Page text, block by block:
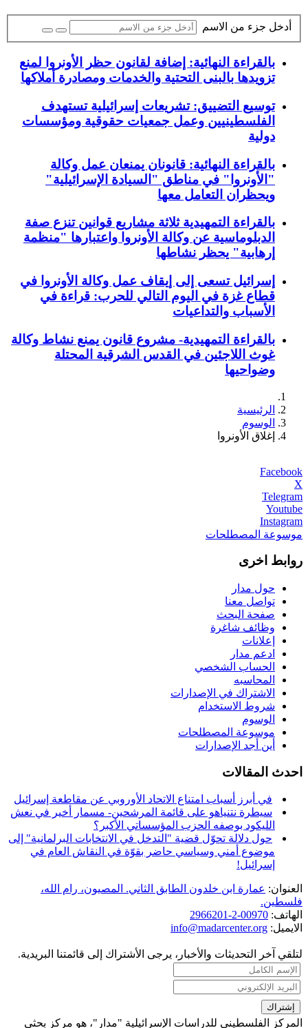
أدخل جزء من الاسم
بالقراءة النهائية: إضافة لقانون حظر الأونروا لمنع
تزويدها بالبنى التحتية والخدمات ومصادرة أملاكها
توسيع التضييق: تشريعات إسرائيلية تستهدف
الفلسطينيين وعمل جمعيات حقوقية ومؤسسات
دولية
بالقراءة النهائية: قانونان يمنعان عمل وكالة
"الأونروا" في مناطق "السيادة الإسرائيلية"
ويحظران التعامل معها
بالقراءة التمهيدية ثلاثة مشاريع قوانين تنزع صفة
الدبلوماسية عن وكالة الأونروا واعتبارها "منظمة
إرهابية" يحظر نشاطها
إسرائيل تسعى إلى إيقاف عمل وكالة الأونروا في
قطاع غزة في اليوم التالي للحرب: قراءة في
الأسباب والتداعيات
بالقراءة التمهيدية- مشروع قانون يمنع نشاط وكالة
غوث اللاجئين في القدس الشرقية المحتلة
وضواحيها
الرئيسية
الوسوم
إغلاق الأونروا
Facebook
X
Telegram
Youtube
Instagram
موسوعة المصطلحات
روابط اخرى
حول مدار
تواصل معنا
صفحة البحث
وظائف شاغرة
إعلانات
ادعم مدار
الحساب الشخصي
المحاسبه
الاشتراك في الإصدارات
شروط الاستخدام
الوسوم
موسوعة المصطلحات
أين أجد الإصدارات
احدث المقالات
في أبرز أسباب امتناع الاتحاد الأوروبي عن مقاطعة إسرائيل
سيطرة نتنياهو على قائمة المرشحين- مسمار أخير في نعش
الليكود بوصفه الحزب المؤسساتي الأكبر؟
حول دلالة تحوّل قضية "التدخل في الانتخابات البرلمانية" إلى
موضوع أمني وسياسي حاضر بقوّة في النقاش العام في
إسرائيل!
العنوان: عمارة ابن خلدون الطابق الثاني. المصيون، رام الله،
فلسطين.
الهاتف: 00970-2-2966201
الايميل: info@madarcenter.org
لتلقي آخر التحديثات والأخبار، يرجى الأشتراك إلى قائمتنا البريدية.
المركز الفلسطيني للدراسات الإسرائيلية "مدار"، هو مركز بحثي